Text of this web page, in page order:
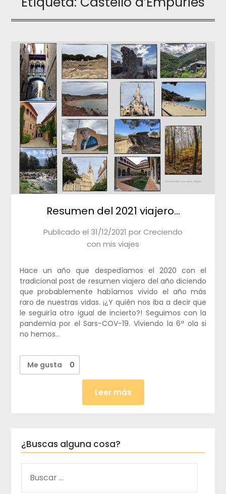
Resumen del 2021 viajero…
Publicado el 31/12/2021 porCreciendo
con mis viajes
Hace un año que despedíamos el 2020 con el
tradicional post de resumen viajero del año diciendo
que probablemente habíamos vivido el año más
raro de nuestras vidas. ¡¿Y quién nos iba a decir que
le seguiría otro igual de incierto?! Seguimos con la
pandemia por el Sars-COV-19. Viviendo la 6ª ola si
no hemos…
Me gusta 0
Leer más
¿Buscas alguna cosa?